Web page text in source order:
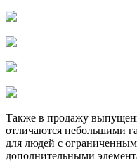
Также в продажу
отличаются небольшими
для людей с
дополнительными